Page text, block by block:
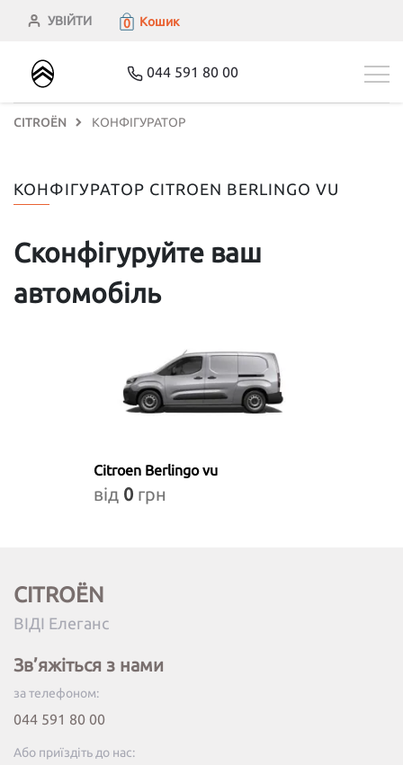
УВІЙТИ 0 Кошик
044 591 80 00
CITROЁN КОНФІГУРАТОР
КОНФІГУРАТОР CITROEN BERLINGO VU
Сконфігуруйте ваш
автомобіль
Citroen Berlingo vu
від 0 грн
CITROËN
ВІДІ Елеганс
Зв’яжіться з нами
за телефоном:
044 591 80 00
Або приїздіть до нас: